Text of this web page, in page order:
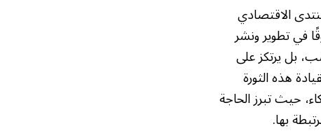
الاقتصادي
في تطوير ونشر
بل يرتكز على
هذه الثورة
حيث تبرز الحاجة
بها.